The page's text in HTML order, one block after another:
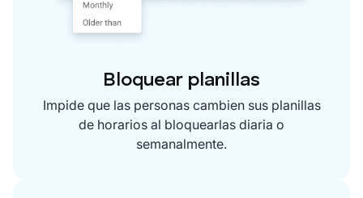
Bloquear planillas
Impide que las personas cambien sus planillas
de horarios al bloquearlas diaria o
semanalmente.